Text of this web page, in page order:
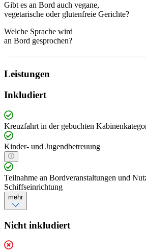
Gibt es an Bord auch vegane,
vegetarische oder glutenfreie Gerichte?
Welche Sprache wird
an Bord gesprochen?
Leistungen
Inkludiert
Kreuzfahrt in der gebuchten
Kinder- und Jugendbetreuung
Teilnahme an Bordveranstaltungen und
Schiffseinrichtung
mehr
Nicht inkludiert